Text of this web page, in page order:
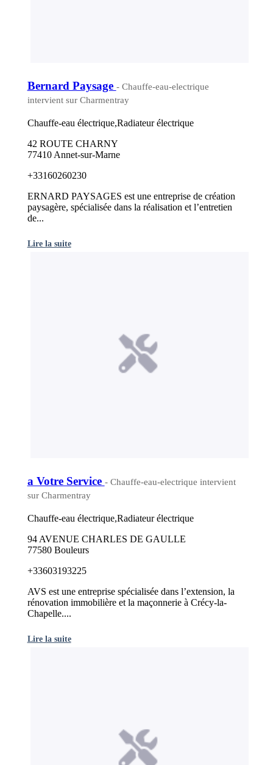
Bernard Paysage - Chauffe-eau-electrique
intervient sur Charmentray
Chauffe-eau électrique,Radiateur électrique
42 ROUTE CHARNY
77410 Annet-sur-Marne
+33160260230
ERNARD PAYSAGES est une entreprise de création
paysagère, spécialisée dans la réalisation et l’entretien
de...
Lire la suite
a Votre Service - Chauffe-eau-electrique intervient
sur Charmentray
Chauffe-eau électrique,Radiateur électrique
94 AVENUE CHARLES DE GAULLE
77580 Bouleurs
+33603193225
AVS est une entreprise spécialisée dans l’extension, la
rénovation immobilière et la maçonnerie à Crécy-la-
Chapelle....
Lire la suite